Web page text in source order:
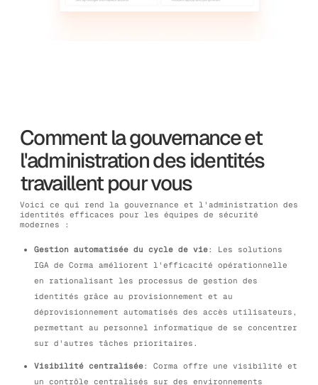
Comment la gouvernance et
l'administration des identités
travaillent pour vous
Voici ce qui rend la gouvernance et l'administration des
identités efficaces pour les équipes de sécurité
modernes :
Gestion automatisée du cycle de vie: Les solutions
IGA de Corma améliorent l'efficacité opérationnelle
en rationalisant les processus de gestion des
identités grâce au provisionnement et au
déprovisionnement automatisés des accès utilisateurs,
permettant au personnel informatique de se concentrer
sur d'autres tâches prioritaires.
Visibilité centralisée: Corma offre une visibilité et
un contrôle centralisés sur des environnements